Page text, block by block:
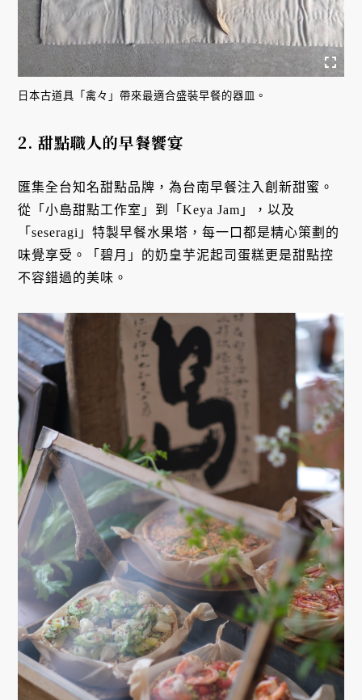
日本古道具「禽々」帶來最適合盛裝早餐的器皿。
2. 甜點職人的早餐饗宴
匯集全台知名甜點品牌，為台南早餐注入創新甜蜜。
從「小島甜點工作室」到「Keya Jam」，以及
「seseragi」特製早餐水果塔，每一口都是精心策劃的
味覺享受。「碧月」的奶皇芋泥起司蛋糕更是甜點控
不容錯過的美味。